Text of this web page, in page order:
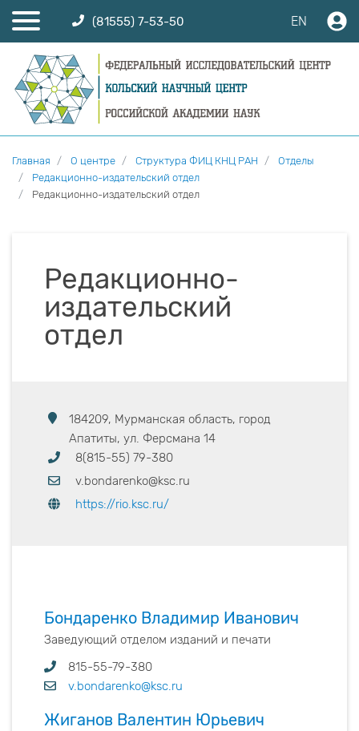
(81555) 7-53-50 EN
Главная О центре Структура ФИЦ КНЦ РАН
Отделы
Редакционно-издательский отдел
Редакционно-издательский отдел
Редакционно-
издательский
отдел
184209, Мурманская область, город
Апатиты, ул. Ферсмана 14
8(815-55) 79-380
v.bondarenko@ksc.ru
https://rio.ksc.ru/
Бондаренко Владимир Иванович
Заведующий отделом изданий и печати
815-55-79-380
v.bondarenko@ksc.ru
Жиганов Валентин Юрьевич